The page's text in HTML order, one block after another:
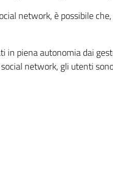
network, è possibile
in piena autonomia dai
network, gli utenti